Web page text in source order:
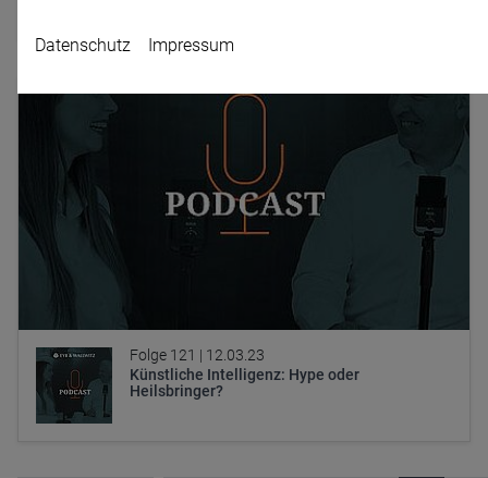
Folge 121 | 12.03.23
Künstliche Intelligenz: Hype oder
Heilsbringer?
Datenschutz Impressum
Anbieter